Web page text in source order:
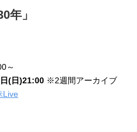
年」
～
(日)21:00 ※2週間アーカイブ
Live